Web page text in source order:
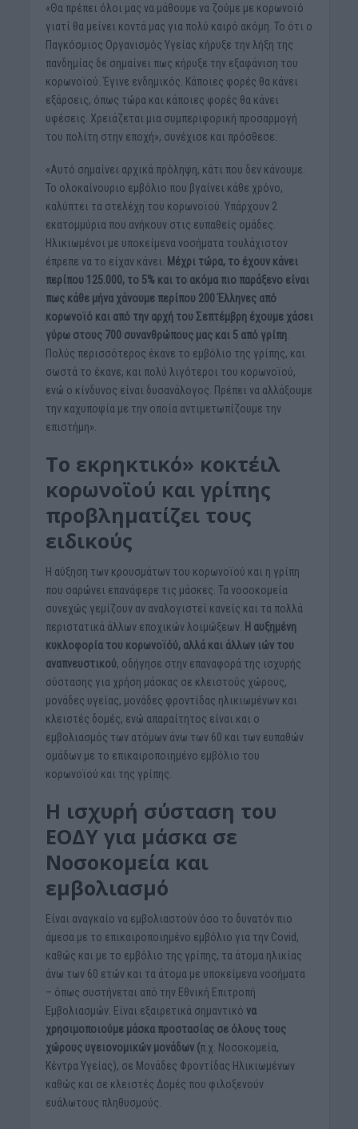
«Θα πρέπει όλοι μας να μάθουμε να ζούμε με κορωνοϊό
γιατί θα μείνει κοντά μας για πολύ καιρό ακόμη. Το ότι ο
Παγκόσμιος Οργανισμός Υγείας κήρυξε την λήξη της
πανδημίας δε σημαίνει πως κήρυξε την εξαφάνιση του
κορωνοϊού. Έγινε ενδημικός. Κάποιες φορές θα κάνει
εξάρσεις, όπως τώρα και κάποιες φορές θα κάνει
υφέσεις. Χρειάζεται μια συμπεριφορική προσαρμογή
του πολίτη στην εποχή», συνέχισε και πρόσθεσε:
«Αυτό σημαίνει αρχικά πρόληψη, κάτι που δεν κάνουμε.
Το ολοκαίνουριο εμβόλιο που βγαίνει κάθε χρόνο,
καλύπτει τα στελέχη του κορωνοϊού. Υπάρχουν 2
εκατομμύρια που ανήκουν στις ευπαθείς ομάδες.
Ηλικιωμένοι με υποκείμενα νοσήματα τουλάχιστον
έπρεπε να το είχαν κάνει.
Μέχρι τώρα, το έχουν κάνει
περίπου 125.000, το 5% και το ακόμα πιο παράξενο είναι
πως κάθε μήνα χάνουμε περίπου 200 Έλληνες από
κορωνοϊό και από την αρχή του Σεπτέμβρη έχουμε χάσει
γύρω στους 700 συνανθρώπους μας και 5 από γρίπη.
Πολύς περισσότερος έκανε το εμβόλιο της γρίπης, και
σωστά το έκανε, και πολύ λιγότεροι του κορωνοϊού,
ενώ ο κίνδυνος είναι δυσανάλογος. Πρέπει να αλλάξουμε
την καχυποψία με την οποία αντιμετωπίζουμε την
επιστήμη».
Το εκρηκτικό» κοκτέιλ
κορωνοϊού και γρίπης
προβληματίζει τους
ειδικούς
H αύξηση των κρουσμάτων του κορωνοϊού και η γρίπη
που σαρώνει επανάφερε τις μάσκες. Τα νοσοκομεία
συνεχώς γεμίζουν αν αναλογιστεί κανείς και τα πολλά
περιστατικά άλλων εποχικών λοιμώξεων. Η αυξημένη
κυκλοφορία του κορωνοϊόύ, αλλά και άλλων ιών του
αναπνευστικού, οδήγησε στην επαναφορά της ισχυρής
σύστασης για χρήση μάσκας σε κλειστούς χώρους,
μονάδες υγείας, μονάδες φροντίδας ηλικιωμένων και
κλειστές δομές, ενώ απαραίτητος είναι και ο
εμβολιασμός των ατόμων άνω των 60 και των ευπαθών
ομάδων με το επικαιροποιημένο εμβόλιο του
κορωνοϊού και της γρίπης.
Η ισχυρή σύσταση του
ΕΟΔΥ για μάσκα σε
Νοσοκομεία και
εμβολιασμό
Είναι αναγκαίο να εμβολιαστούν όσο το δυνατόν πιο
άμεσα με το επικαιροποιημένο εμβόλιο για την Covid,
καθώς και με το εμβόλιο της γρίπης, τα άτομα ηλικίας
άνω των 60 ετών και τα άτομα με υποκείμενα νοσήματα
– όπως συστήνεται από την Εθνική Επιτροπή
Εμβολιασμών. Είναι εξαιρετικά σημαντικό να
χρησιμοποιούμε μάσκα προστασίας σε όλους τους
χώρους υγειονομικών μονάδων (π.χ. Νοσοκομεία,
Κέντρα Υγείας), σε Μονάδες Φροντίδας Ηλικιωμένων
καθώς και σε κλειστές Δομές που φιλοξενούν
ευάλωτους πληθυσμούς.